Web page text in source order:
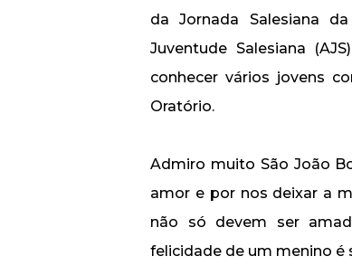
da Jornada Salesiana
Juventude Salesiana
conhecer vários jovens
Oratório.
Admiro muito São João
amor e por nos deixar a
não só devem ser
felicidade de um menino é